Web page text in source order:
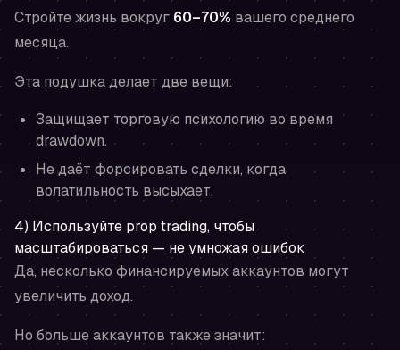
Стройте жизнь вокруг 60–70% вашего среднего
месяца.
Эта подушка делает две вещи:
Защищает торговую психологию во время
drawdown.
Не даёт форсировать сделки, когда
волатильность высыхает.
4) Используйте prop trading, чтобы
масштабироваться — не умножая ошибок
Да, несколько финансируемых аккаунтов могут
увеличить доход.
Но больше аккаунтов также значит: